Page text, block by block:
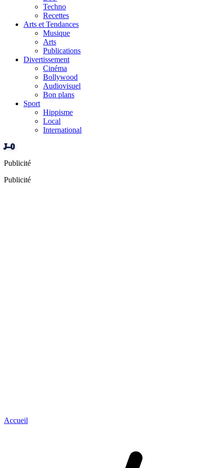
Techno
Recettes
Arts et Tendances
Musique
Arts
Publications
Divertissement
Cinéma
Bollywood
Audiovisuel
Bon plans
Sport
Hippisme
Local
International
J–0
Publicité
Publicité
Accueil